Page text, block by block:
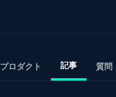
プロダクト 記事 質問